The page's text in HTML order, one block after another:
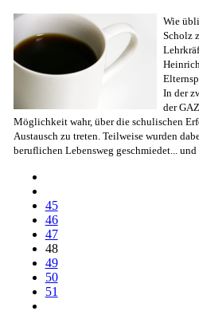
Wie
Scholz
In der
der
Möglichkeit wahr, über die schulischen
Austausch zu treten. Teilweise wurden
beruflichen Lebensweg geschmiedet...
45
46
47
48
49
50
51